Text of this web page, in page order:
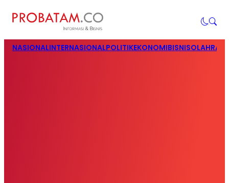
NASIONALINTERNASIONALPOLITIKEKONOMIBISNIS